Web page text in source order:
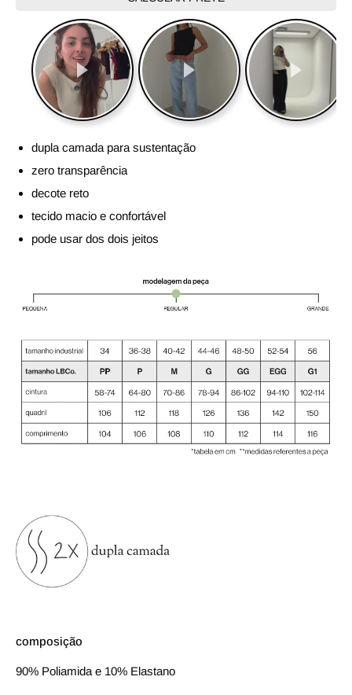
dupla camada para sustentação
zero transparência
decote reto
tecido macio e confortável
pode usar dos dois jeitos
composição
90% Poliamida e 10% Elastano